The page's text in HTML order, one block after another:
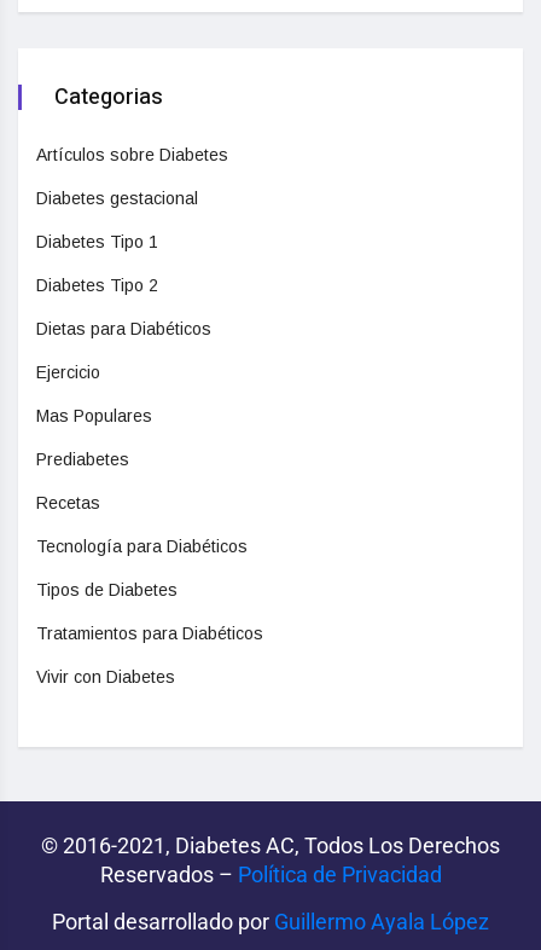
Categorias
Artículos sobre Diabetes
Diabetes gestacional
Diabetes Tipo 1
Diabetes Tipo 2
Dietas para Diabéticos
Ejercicio
Mas Populares
Prediabetes
Recetas
Tecnología para Diabéticos
Tipos de Diabetes
Tratamientos para Diabéticos
Vivir con Diabetes
© 2016-2021, Diabetes AC, Todos Los Derechos
Reservados – Política de Privacidad‌­
Portal desarrollado por Guillermo Ayala López